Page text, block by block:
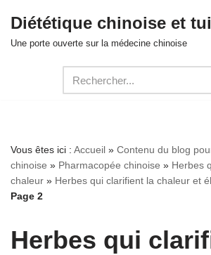
Aller
Diététique chinoise et
Une porte ouverte sur la médecine chinoise
Vous êtes ici : Accueil » Contenu du blog
chinoise » Pharmacopée chinoise » Herbes
chaleur » Herbes qui clarifient la chaleur et
Page 2
Herbes qui